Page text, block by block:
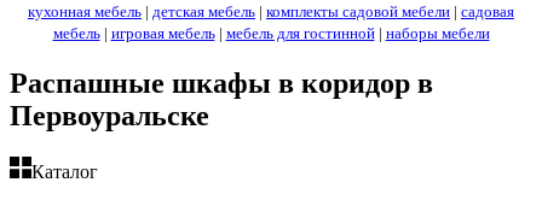
кухонная мебель | детская мебель | комплекты садовой мебели | садовая
мебель| игровая мебель| мебель для гостинной| наборы мебели
Распашные шкафы в коридор в
Первоуральске
Каталог